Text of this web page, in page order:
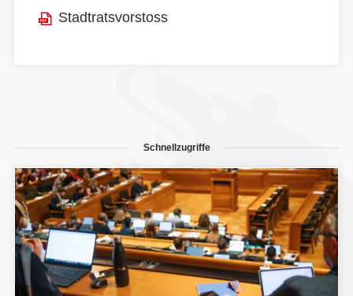
Stadtratsvorstoss
Schnellzugriffe